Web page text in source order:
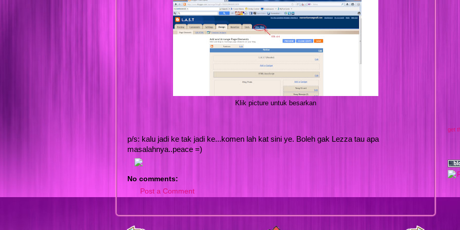
Klik picture untuk besarkan
p/s: kalu jadi ke tak jadi ke...komen lah kat sini ye. Boleh gak Lezza tau apa
masalahnya..peace =)
No comments:
Post a Comment
get